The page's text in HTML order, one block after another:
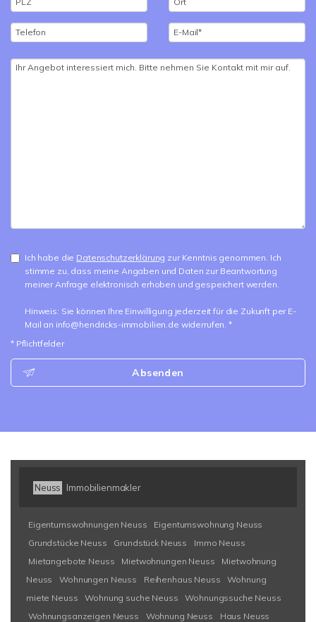
Ich habe die Datenschutzerklärung zur Kenntnis genommen. Ich
stimme zu, dass meine Angaben und Daten zur Beantwortung
meiner Anfrage elektronisch erhoben und gespeichert werden.
Hinweis: Sie können Ihre Einwilligung jederzeit für die Zukunft per E-
Mail an info@hendricks-immobilien.de widerrufen. *
* Pflichtfelder
Absenden
Neuss Immobilienmakler
Eigentumswohnungen Neuss
Eigentumswohnung Neuss
Grundstücke Neuss
Grundstück Neuss
Immo Neuss
Mietangebote Neuss
Mietwohnungen Neuss
Mietwohnung
Neuss
Wohnungen Neuss Reihenhaus Neuss
Wohnung
miete Neuss
Wohnung suche Neuss
Wohnungssuche Neuss
Wohnungsanzeigen Neuss
Wohnung Neuss
Haus Neuss